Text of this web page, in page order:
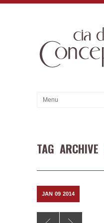
TAG ARCHIVE
JAN 09 2014